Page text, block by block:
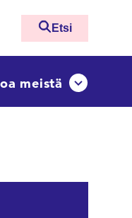
Etsi
meistä Avaa tai